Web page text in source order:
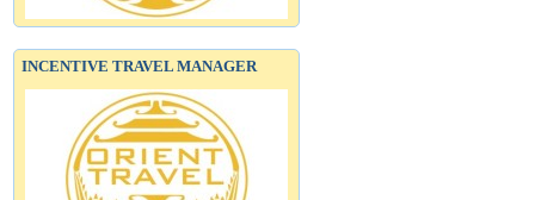
INCENTIVE TRAVEL MANAGER